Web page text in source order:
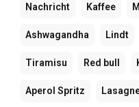
Nachricht Kaffee
Ashwagandha Lindt
Tiramisu Red bull
Aperol Spritz